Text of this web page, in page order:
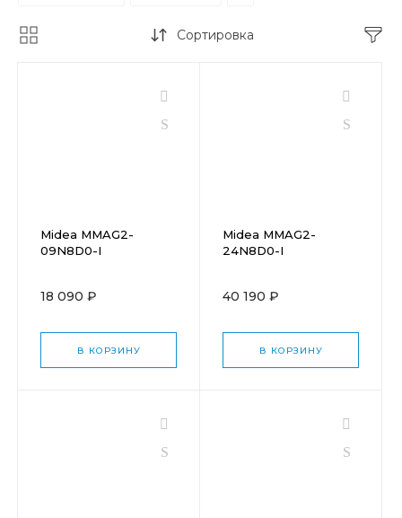
Сортировка
Midea MMAG2-
09N8D0-I
18 090 ₽
В КОРЗИНУ
Midea MMAG2-
24N8D0-I
40 190 ₽
В КОРЗИНУ